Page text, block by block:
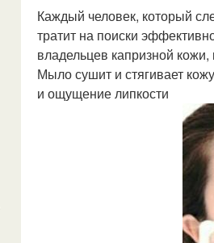
Каждый человек, который
тратит на поиски
владельцев капризной
Мыло сушит и стягивает
и ощущение липкости